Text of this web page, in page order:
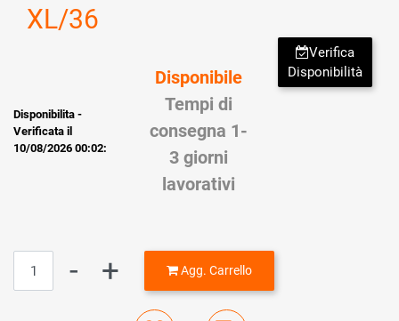
XL/36
Disponibilita -
Verificata il
10/08/2026 00:02:
Verifica
Disponibilità
Disponibile
Tempi di
consegna 1-
3 giorni
lavorativi
Quantità Agg. Carrello